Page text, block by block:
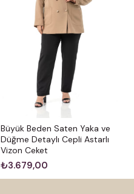
Büyük Beden Saten Yaka ve
Düğme Detaylı Cepli Astarlı
Vizon Ceket
₺3.679,00